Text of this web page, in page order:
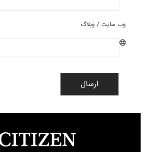
وب سایت / وبلاگ
ارسال